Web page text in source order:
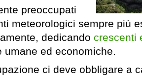
preoccupati
meteorologici sempre più
dedicando crescenti
umane ed economiche.
ci deve obbligare a